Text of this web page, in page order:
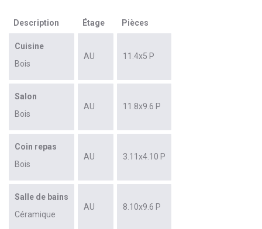
Description Étage Pièces
Cuisine
Bois
AU 11.4x5 P
Salon
Bois
AU 11.8x9.6 P
Coin repas
Bois
AU 3.11x4.10 P
Salle de bains
Céramique
AU 8.10x9.6 P